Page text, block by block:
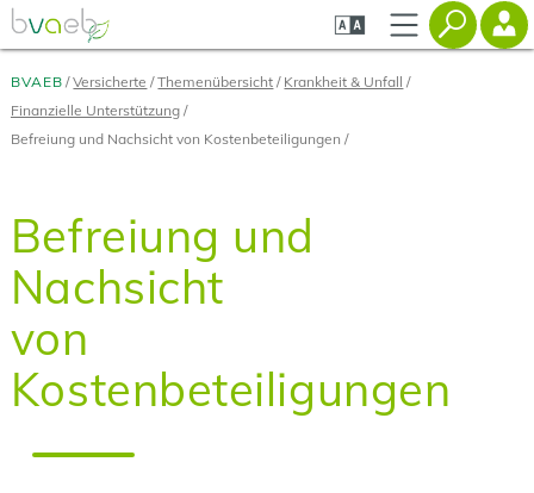
Zum
Seiteninhalt
springen
Zur
Navigation
springen
Zur
Mobilen
Navigation
BVAEB Versicherte Themenübersicht
Krankheit & Unfall
Finanzielle Unterstützung
Befreiung und Nachsicht von Kostenbeteiligungen
Befreiung und
Nachsicht
von
Kostenbeteiligungen